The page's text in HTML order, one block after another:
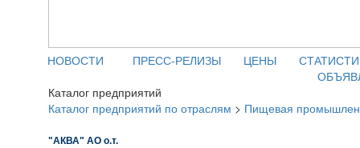
НОВОСТИ ПРЕСС-РЕЛИЗЫ ЦЕНЫ
Каталог предприятий
Каталог предприятий по отраслям > Пищевая
"АКВА" АО о.т.